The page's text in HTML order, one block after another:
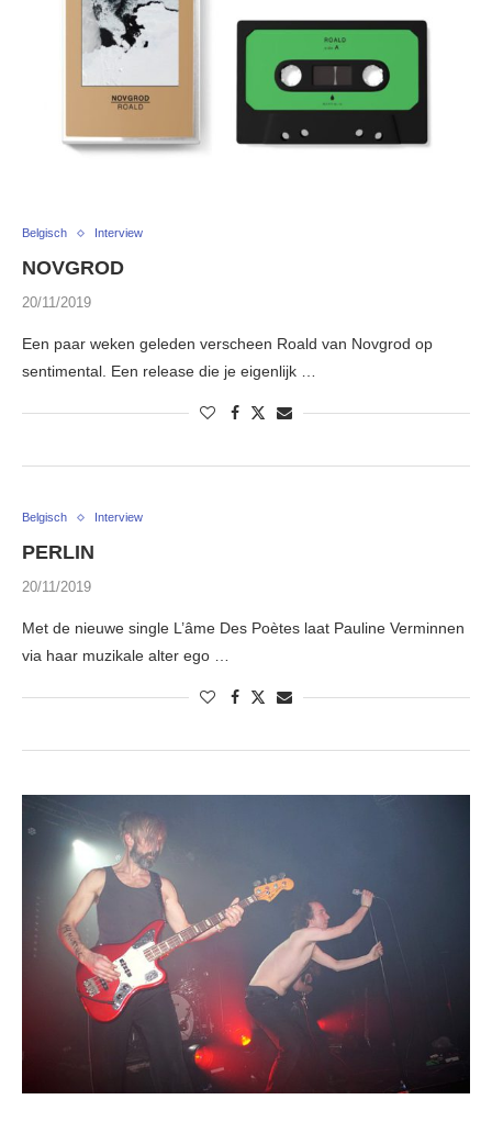
Belgisch Interview
NOVGROD
20/11/2019
Een paar weken geleden verscheen Roald van Novgrod op
sentimental. Een release die je eigenlijk …
Belgisch Interview
PERLIN
20/11/2019
Met de nieuwe single L’âme Des Poètes laat Pauline Verminnen
via haar muzikale alter ego …